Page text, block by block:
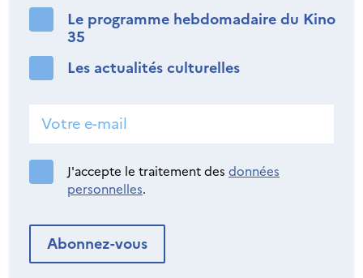
Le programme hebdomadaire du Kino
35
Les actualités culturelles
J'accepte le traitement des données
personnelles.